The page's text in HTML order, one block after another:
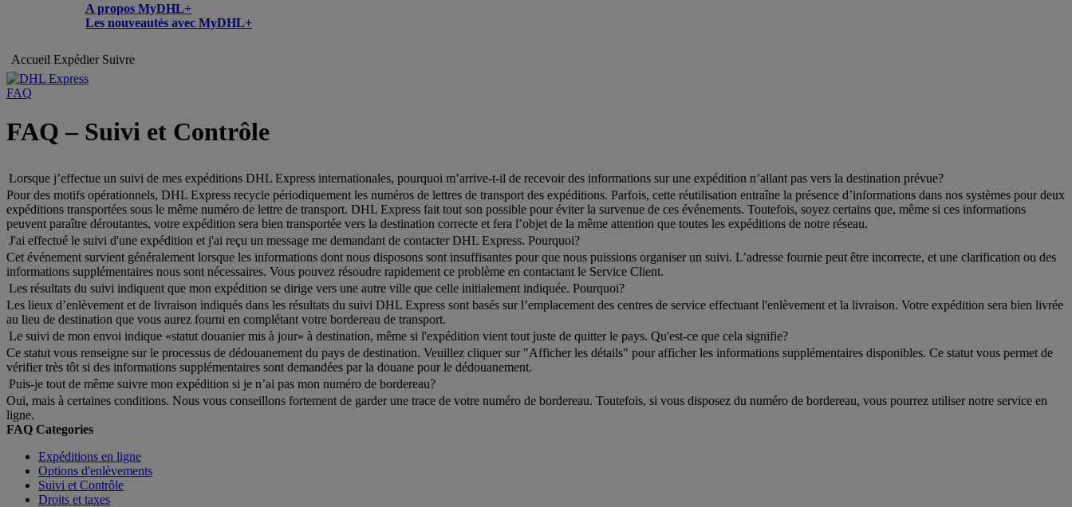
A propos MyDHL+
Les nouveautés avec MyDHL+
Accueil Expédier Suivre
FAQ
FAQ – Suivi et Contrôle
Lorsque j’effectue un suivi de mes expéditions DHL Express internationales, pourquoi m’arrive-t-il de recevoir des informations sur une expédition n’allant pas vers la destination prévue?
Pour des motifs opérationnels, DHL Express recycle périodiquement les numéros de lettres de transport des expéditions. Parfois, cette réutilisation entraîne la présence d’informations dans nos systèmes pour deux
expéditions transportées sous le même numéro de lettre de transport. DHL Express fait tout son possible pour éviter la survenue de ces événements. Toutefois, soyez certains que, même si ces informations
peuvent paraître déroutantes, votre expédition sera bien transportée vers la destination correcte et fera l’objet de la même attention que toutes les expéditions de notre réseau.
J'ai effectué le suivi d'une expédition et j'ai reçu un message me demandant de contacter DHL Express. Pourquoi?
Cet événement survient généralement lorsque les informations dont nous disposons sont insuffisantes pour que nous puissions organiser un suivi. L’adresse fournie peut être incorrecte, et une clarification ou des
informations supplémentaires nous sont nécessaires. Vous pouvez résoudre rapidement ce problème en contactant le Service Client.
Les résultats du suivi indiquent que mon expédition se dirige vers une autre ville que celle initialement indiquée. Pourquoi?
Les lieux d’enlèvement et de livraison indiqués dans les résultats du suivi DHL Express sont basés sur l’emplacement des centres de service effectuant l'enlèvement et la livraison. Votre expédition sera bien livrée
au lieu de destination que vous aurez fourni en complétant votre bordereau de transport.
Le suivi de mon envoi indique «statut douanier mis à jour» à destination, même si l'expédition vient tout juste de quitter le pays. Qu'est-ce que cela signifie?
Ce statut vous renseigne sur le processus de dédouanement du pays de destination. Veuillez cliquer sur "Afficher les détails" pour afficher les informations supplémentaires disponibles. Ce statut vous permet de
vérifier très tôt si des informations supplémentaires sont demandées par la douane pour le dédouanement.
Puis-je tout de même suivre mon expédition si je n’ai pas mon numéro de bordereau?
Oui, mais à certaines conditions. Nous vous conseillons fortement de garder une trace de votre numéro de bordereau. Toutefois, si vous disposez du numéro de bordereau, vous pourrez utiliser notre service en
ligne.
FAQ Categories
Expéditions en ligne
Options d'enlèvements
Suivi et Contrôle
Droits et taxes